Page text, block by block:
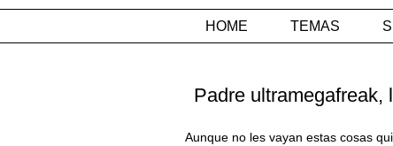
HOME TEMAS
Padre ultramegafreak,
Aunque no les vayan estas cosas